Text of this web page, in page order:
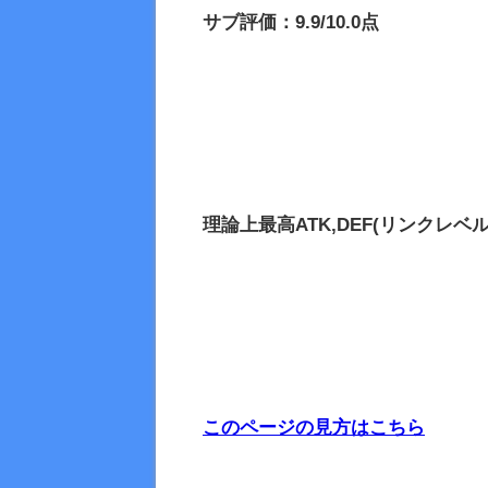
サブ評価：9.9/10.0点
理論上最高ATK,DEF(リンクレベ
このページの見方はこちら